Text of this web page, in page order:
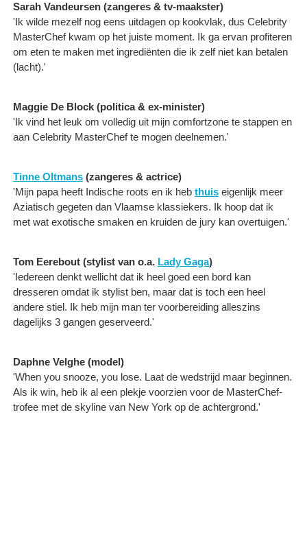
Sarah Vandeursen (zangeres & tv-maakster)
'Ik wilde mezelf nog eens uitdagen op kookvlak, dus Celebrity
MasterChef kwam op het juiste moment. Ik ga ervan profiteren
om eten te maken met ingrediënten die ik zelf niet kan betalen
(lacht).'
Maggie De Block (politica & ex-minister)
'Ik vind het leuk om volledig uit mijn comfortzone te stappen en
aan Celebrity MasterChef te mogen deelnemen.'
Tinne Oltmans (zangeres & actrice)
'Mijn papa heeft Indische roots en ik heb thuis eigenlijk meer
Aziatisch gegeten dan Vlaamse klassiekers. Ik hoop dat ik
met wat exotische smaken en kruiden de jury kan overtuigen.'
Tom Eerebout (stylist van o.a. Lady Gaga)
'Iedereen denkt wellicht dat ik heel goed een bord kan
dresseren omdat ik stylist ben, maar dat is toch een heel
andere stiel. Ik heb mijn man ter voorbereiding alleszins
dagelijks 3 gangen geserveerd.'
Daphne Velghe (model)
'When you snooze, you lose. Laat de wedstrijd maar beginnen.
Als ik win, heb ik al een plekje voorzien voor de MasterChef-
trofee met de skyline van New York op de achtergrond.'